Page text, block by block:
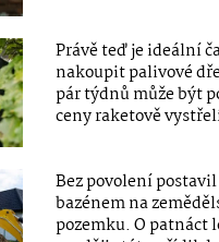
Právě teď je ideální
nakoupit palivové
pár týdnů může být
ceny raketově
Bez povolení
bazénem na
pozemku. O patnáct